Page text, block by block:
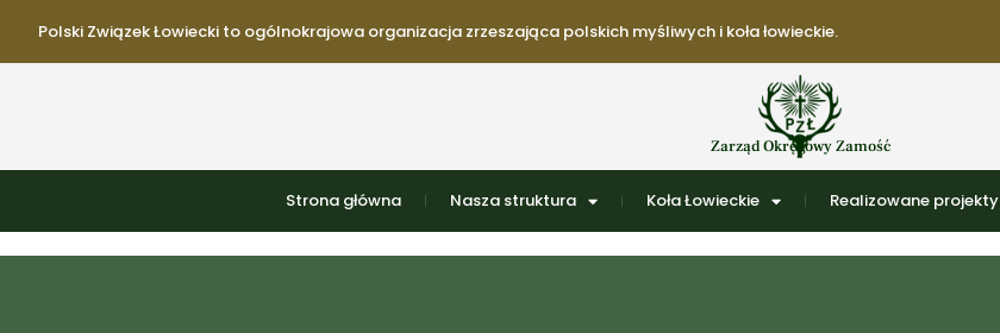
Polski Związek Łowiecki to ogólnokrajowa organizacja zrzeszająca polskich myśliwych i koła łowieckie.
Zarząd Okręgowy Zamość
Strona główna Nasza struktura Koła Łowieckie Realizowane projekty